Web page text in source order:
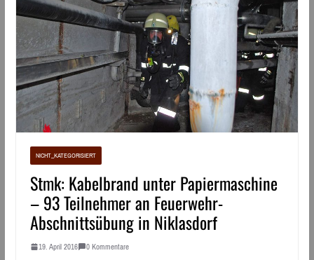
NICHT_KATEGORISIERT
Stmk: Kabelbrand unter Papiermaschine
– 93 Teilnehmer an Feuerwehr-
Abschnittsübung in Niklasdorf
19. April 2016 0 Kommentare